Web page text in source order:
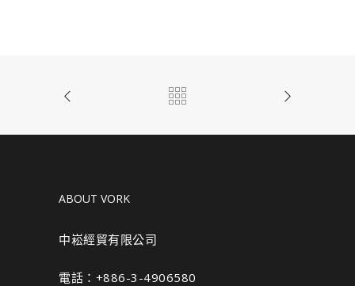
ABOUT VORK
中崧經貿有限公司
電話：+886-3-4906580